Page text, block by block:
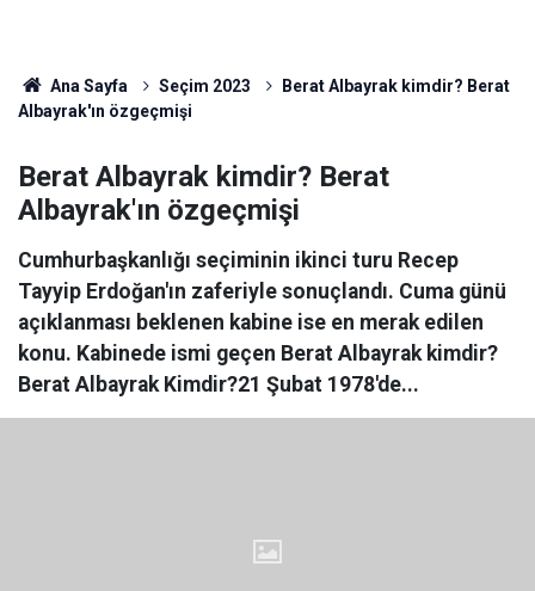
Ana Sayfa Seçim 2023
Berat Albayrak kimdir? Berat
Albayrak'ın özgeçmişi
Berat Albayrak kimdir? Berat
Albayrak'ın özgeçmişi
Cumhurbaşkanlığı seçiminin ikinci turu Recep
Tayyip Erdoğan'ın zaferiyle sonuçlandı. Cuma günü
açıklanması beklenen kabine ise en merak edilen
konu. Kabinede ismi geçen Berat Albayrak kimdir?
Berat Albayrak Kimdir?21 Şubat 1978'de...